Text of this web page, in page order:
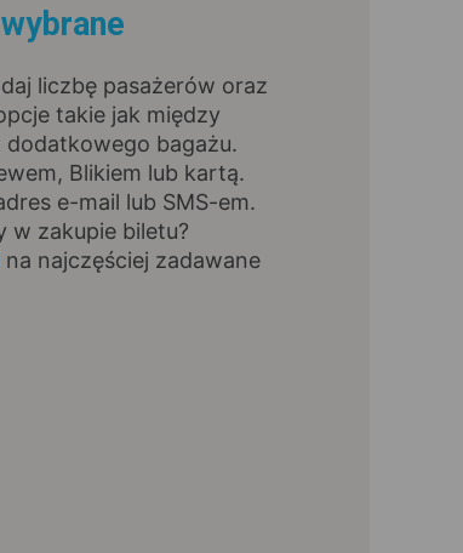
liczbę pasażerów oraz
takie jak między
bagażu.
Blikiem lub kartą.
e-mail lub SMS-em.
w zakupie biletu?
na najczęściej zadawane